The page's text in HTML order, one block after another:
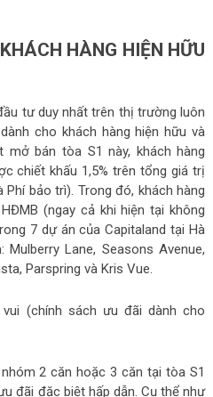
HÀNG HIỆN HỮU
tư duy nhất trên thị trường luôn
cho khách hàng hiện hữu và
bán tòa S1 này, khách hàng
chiết khấu 1,5% trên tổng giá trị
bảo trì). Trong đó, khách hàng
(ngay cả khi hiện tại không
7 dự án của Capitaland tại Hà
Lane, Seasons Avenue,
Parspring và Kris Vue.
(chính sách ưu đãi dành cho
2 căn hoặc 3 căn tại tòa S1
đãi đặc biệt hấp dẫn. Cụ thể như